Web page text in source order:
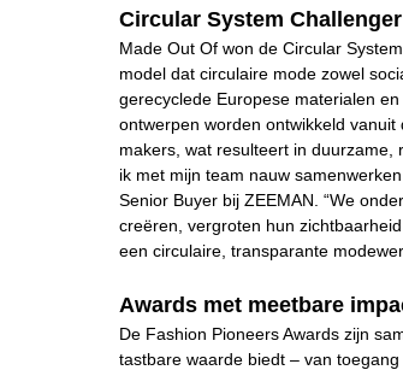
Circular System
Made Out Of won de Circular
model dat circulaire mode zowel
gerecyclede Europese materialen
ontwerpen worden ontwikkeld
makers, wat resulteert in duurzame,
ik met mijn team nauw
Senior Buyer bij ZEEMAN. “We
creëren, vergroten hun
een circulaire, transparante
Awards met meetbare
De Fashion Pioneers Awards zijn
tastbare waarde biedt – van